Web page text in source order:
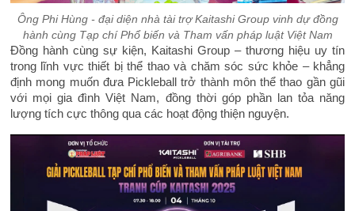
Ông Phi Hùng - đại diện nhà tài trợ Kaitashi Group vinh dự đồng
hành cùng Tạp chí Phổ biến và Tham vấn pháp luật Việt Nam
Đồng hành cùng sự kiện, Kaitashi Group – thương hiệu uy tín
trong lĩnh vực thiết bị thể thao và chăm sóc sức khỏe – khẳng
định mong muốn đưa Pickleball trở thành môn thể thao gần gũi
với mọi gia đình Việt Nam, đồng thời góp phần lan tỏa năng
lượng tích cực thông qua các hoạt động thiện nguyện.